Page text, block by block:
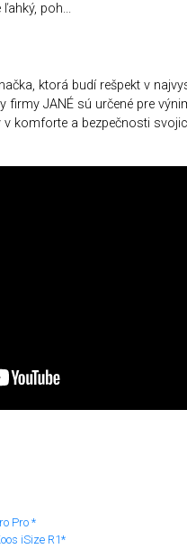
ľahký, poh...
ktorá budí rešpekt v
firmy JANÉ sú určené pre
komforte a bezpečnosti
Pro *
iSize R1*